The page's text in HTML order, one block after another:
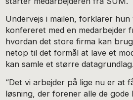
Undervejs i mailen, forklarer
konfereret med en medarbejder
hvordan det store firma kan
netop til det formål at lave et
kan samle et større datagrundlag.
“Det vi arbejder på lige nu er at
løsning, der forener alle de